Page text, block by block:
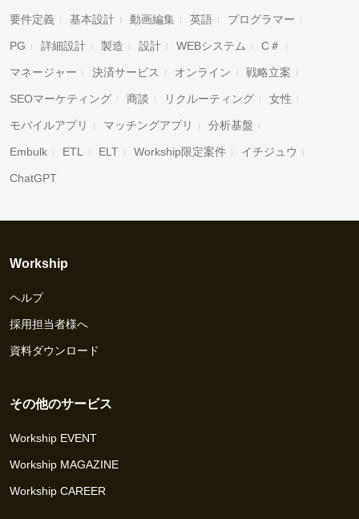
要件定義 基本設計 動画編集 英語 プログラマー
PG 詳細設計 製造 設計 WEBシステム C＃
マネージャー 決済サービス オンライン 戦略立案
SEOマーケティング 商談 リクルーティング 女性
モバイルアプリ マッチングアプリ 分析基盤
Embulk ETL ELT Workship限定案件 イチジュウ
ChatGPT
Workship
ヘルプ
採用担当者様へ
資料ダウンロード
その他のサービス
Workship EVENT
Workship MAGAZINE
Workship CAREER